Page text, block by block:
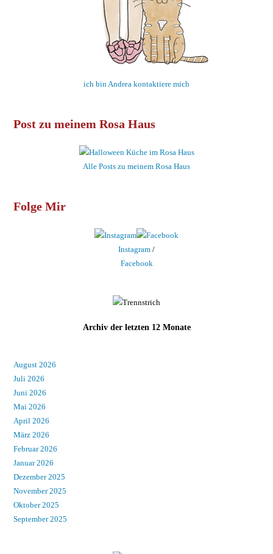
ich bin Andrea kontaktiere mich
Post zu meinem Rosa Haus
Alle Posts zu meinem Rosa Haus
Folge Mir
Instagram /
Facebook
Archiv der letzten 12 Monate
August 2026
Juli 2026
Juni 2026
Mai 2026
April 2026
März 2026
Februar 2026
Januar 2026
Dezember 2025
November 2025
Oktober 2025
September 2025